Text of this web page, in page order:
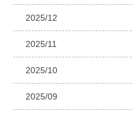
2025/12
2025/11
2025/10
2025/09